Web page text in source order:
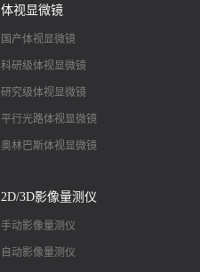
体视显微镜
国产体视显微镜
科研级体视显微镜
研究级体视显微镜
平行光路体视显微镜
奥林巴斯体视显微镜
2D/3D影像量测仪
手动影像量测仪
自动影像量测仪